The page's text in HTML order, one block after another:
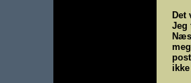
Det
Jeg